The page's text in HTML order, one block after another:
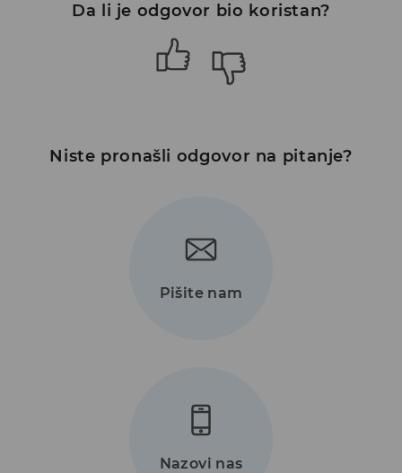
Da li je odgovor bio koristan?
Niste pronašli odgovor na pitanje?
Pišite nam
Nazovi nas